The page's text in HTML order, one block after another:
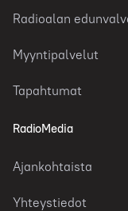
Radioalan
Myyntipalvelut
Tapahtumat
RadioMedia
Ajankohtaista
Yhteystiedot